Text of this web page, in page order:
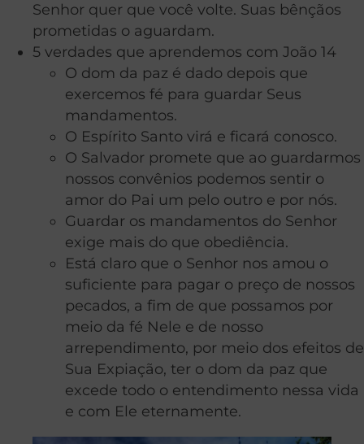
Senhor quer que você volte. Suas bênçãos
prometidas o aguardam.
5 verdades que aprendemos com João 14
O dom da paz é dado depois que
exercemos fé para guardar Seus
mandamentos.
O Espírito Santo virá e ficará conosco.
O Salvador promete que ao guardarmos
nossos convênios podemos sentir o
amor do Pai um pelo outro e por nós.
Guardar os mandamentos do Senhor
exige mais do que obediência.
Está claro que o Senhor nos amou o
suficiente para pagar o preço de nossos
pecados, a fim de que possamos por
meio da fé Nele e de nosso
arrependimento, por meio dos efeitos de
Sua Expiação, ter o dom da paz que
excede todo o entendimento nessa vida
e com Ele eternamente.